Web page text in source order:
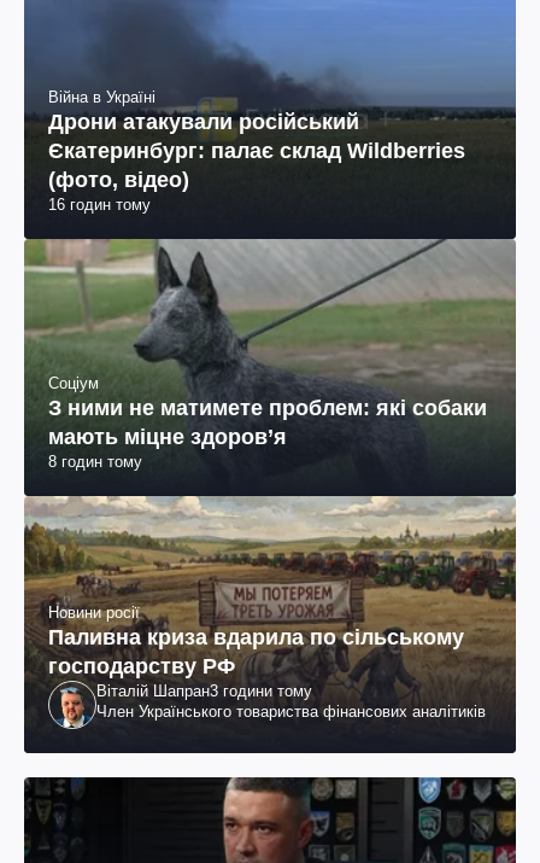
Війна в Україні
Дрони атакували російський
Єкатеринбург: палає склад Wildberries
(фото, відео)
16 годин тому
Соціум
З ними не матимете проблем: які собаки
мають міцне здоров’я
8 годин тому
Новини росії
Паливна криза вдарила по сільському
господарству РФ
Віталій Шапран3 години тому
Член Українського товариства фінансових аналітиків